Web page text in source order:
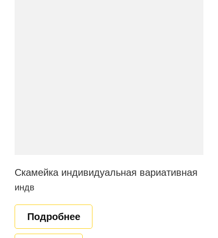
Скамейка индивидуальная вариативная
индв
Подробнее